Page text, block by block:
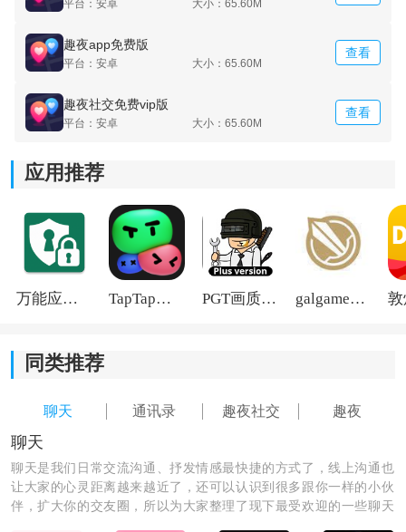
《趣夜社圈》软件亮点：
1.所有的用户都是经过实名认证的，可以保证用户的社交
安全。
2.用户还可以在软件里开启线下约会功能，与自己的好友
一起约会。
3.软件支持即时聊天功能，能够保证用户可以在第一时间
平台：安卓 大小：65.60M
趣夜app免费版
平台：安卓 大小：65.60M
查看
趣夜社交免费vip版
平台：安卓 大小：65.60M
查看
应用推荐
万能应用隐藏 TapTap国际版2026 PGT画质助手旧版 galgame游戏盒子2026
同类推荐
聊天 通讯录 趣夜社交 趣夜
聊天
聊天是我们日常交流沟通、抒发情感最快捷的方式了，线上沟通也
让大家的心灵距离越来越近了，还可以认识到很多跟你一样的小伙
伴，扩大你的交友圈，所以为大家整理了现下最受欢迎的一些聊天